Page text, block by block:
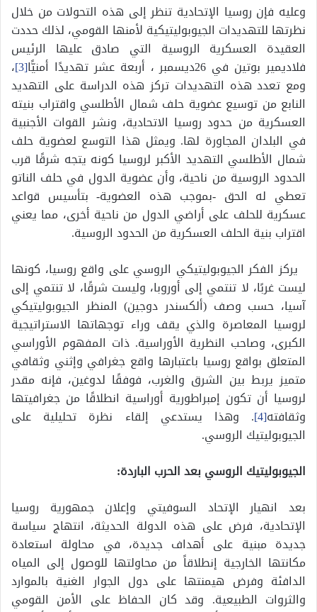
وعليه فإن روسيا الإتحادية تنظر إلى هذه التحولات من خلال
نظرتها للتهديدات الجيوبوليتيكية لأمنها القومي، لذلك حددت
العقيدة العسكرية الروسية التي صادق عليها الرئيس
فلاديمير بوتين في 26ديسمبر ، أربعة عشر تهديدًا أمنيًّا
[3] ،
ومع تعدد هذه التهديدات تركز هذه الدراسة على التهديد
النابع من توسيع عضوية حلف شمال الأطلسي واقتراب بنيته
العسكرية من حدود روسيا الاتحادية، ونشر القوات الأجنبية
في البلدان المجاورة لها. ويمثل هذا التوسع لعضوية حلف
شمال الأطلسي التهديد الأكبر لروسيا كونه يتجه شرقًا قرب
الحدود الروسية من ناحية، وأن عضوية الدول في حلف الناتو
تعطي له الحق -بموجب هذه العضوية- بتأسيس قواعد
عسكرية للحلف على أراضي الدول من ناحية أخرى، مما يعني
اقتراب بنية الحلف العسكرية من الحدود الروسية.
يركز الفكر الجيوبوليتيكي الروسي على واقع روسيا، كونها
ليست غربًا، لا تنتمي إلى أوروبا، وليست شرقًا، لا تنتمي إلى
آسيا، حسب وصف (ألكسندر دوجين) المنظر الجيوبوليتيكي
لروسيا المعاصرة والذي يقف وراء توجهاتها الاستراتيجية
الكبرى، وصاحب النظرية الأوراسية. ذات المفهوم الأوراسي
المتعلق بواقع روسيا باعتبارها واقع جغرافي وإثني وثقافي
متميز يربط بين الشرق والغرب، فوفقًا لدوغين، فإنه مقدر
لروسيا أن تكون إمبراطورية أوراسية انطلاقًا من جغرافيتها
وثقافته[4] . وهذا يستدعي إلقاء نظرة تحليلية على
الجيوبوليتيك الروسي.
الجيوبوليتيك الروسي بعد الحرب الباردة:
بعد انهيار الإتحاد السوفيتي وإعلان جمهورية روسيا
الإتحادية، فرض على هذه الدولة الحديثة، انتهاج سياسة
جديدة مبنية على أهداف جديدة، في محاولة استعادة
مكانتها الخارجية إنطلاقاً من محاولتها للوصول إلى المياه
الدافئة وفرض هيمنتها على دول الجوار الغنية بالموارد
والثروات الطبيعية. وقد كان الحفاظ على الأمن القومي